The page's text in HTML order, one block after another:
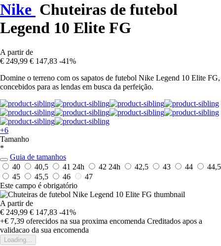
Nike Chuteiras de futebol
Legend 10 Elite FG
A partir de
€ 249,99 € 147,83 -41%
Domine o terreno com os sapatos de futebol Nike Legend 10 Elite FG,
concebidos para as lendas em busca da perfeição.
+6
Tamanho
*
Guia de tamanhos
40
40,5 41 24h 42 24h 42,5 43 44
44,5
45
45,5 46
47
Este campo é obrigatório
A partir de
€ 249,99 € 147,83 -41%
+€ 7,39 oferecidos na sua proxima encomenda Creditados apos a
validacao da sua encomenda
Loading...